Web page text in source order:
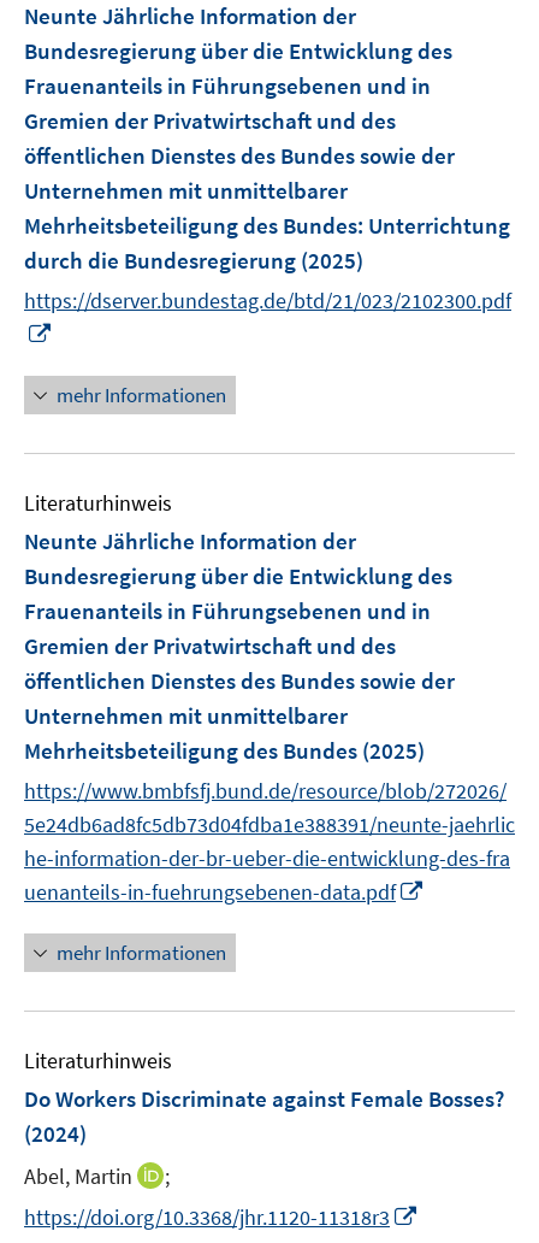
t
e
f
n
n
s
t
e
ö
f
f
n
n
n
s
t
e
ö
f
f
n
e
n
n
e
ö
f
n
Neunte Jährliche Information der
Bundesregierung über die Entwicklung des
Frauenanteils in Führungsebenen und in
Gremien der Privatwirtschaft und des
öffentlichen Dienstes des Bundes sowie der
Unternehmen mit unmittelbarer
Mehrheitsbeteiligung des Bundes: Unterrichtung
durch die Bundesregierung (2025)
https://dserver.bundestag.de/btd/21/023/2102300.pdf
n
e
u
m
F
n
s
t
e
r
ö
f
f
n
e
mehr Informationen
Literaturhinweis
Neunte Jährliche Information der
Bundesregierung über die Entwicklung des
Frauenanteils in Führungsebenen und in
Gremien der Privatwirtschaft und des
öffentlichen Dienstes des Bundes sowie der
Unternehmen mit unmittelbarer
Mehrheitsbeteiligung des Bundes (2025)
https://www.bmbfsfj.bund.de/resource/blob/272026/
5e24db6ad8fc5db73d04fdba1e388391/neunte-jaehrlic
he-information-der-br-ueber-die-entwicklung-des-fra
uenanteils-in-fuehrungsebenen-data.pdf
u
F
mehr Informationen
Literaturhinweis
Do Workers Discriminate against Female Bosses?
(2024)
Abel, Martin
I
n
;
https://doi.org/10.3368/jhr.1120-11318r3